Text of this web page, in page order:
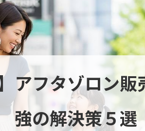
アフタゾロン
強の解決策５選